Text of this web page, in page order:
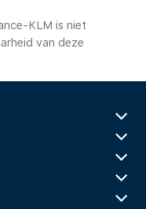
KLM is niet
van deze